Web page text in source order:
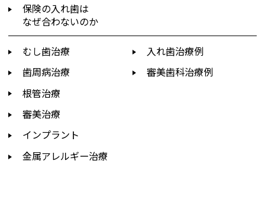
保険の入れ歯は
なぜ合わないのか
むし歯治療
歯周病治療
根管治療
審美治療
インプラント
金属アレルギー治療
入れ歯治療例
審美歯科治療例